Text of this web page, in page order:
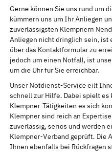
Gerne können Sie uns rund um
kümmern uns um Ihr Anliegen
zuverlässigsten Klempnern
Anliegen nicht dringlich sein, ist
über das Kontaktformular zu
jedoch um einen Notfall, ist
um die Uhr für Sie erreichbar.
Unser Notdienst-Service eilt
schnell zur Hilfe. Dabei spielt es
Klempner-Tätigkeiten es sich
Klempner sind reich an
zuverlässig, seriös und werden
Klempner-Verband geprüft. Die
Ihnen ebenfalls bei Rückfragen